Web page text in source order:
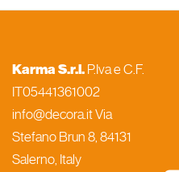
Karma S.r.l. P.Iva e C.F.
IT05441361002
info@decora.it Via
Stefano Brun 8, 84131
Salerno, Italy